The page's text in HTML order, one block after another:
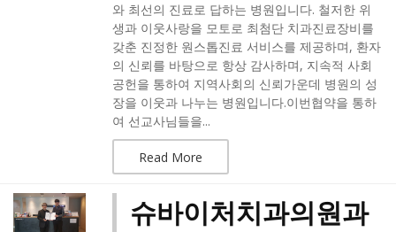
와 최선의 진료로 답하는 병원입니다. 철저한 위
생과 이웃사랑을 모토로 최첨단 치과진료장비를
갖춘 진정한 원스톱진료 서비스를 제공하며, 환자
의 신뢰를 바탕으로 항상 감사하며, 지속적 사회
공헌을 통하여 지역사회의 신뢰가운데 병원의 성
장을 이웃과 나누는 병원입니다.​이번협약을 통하
여 선교사님들을...
Read More
슈바이처치과의원과